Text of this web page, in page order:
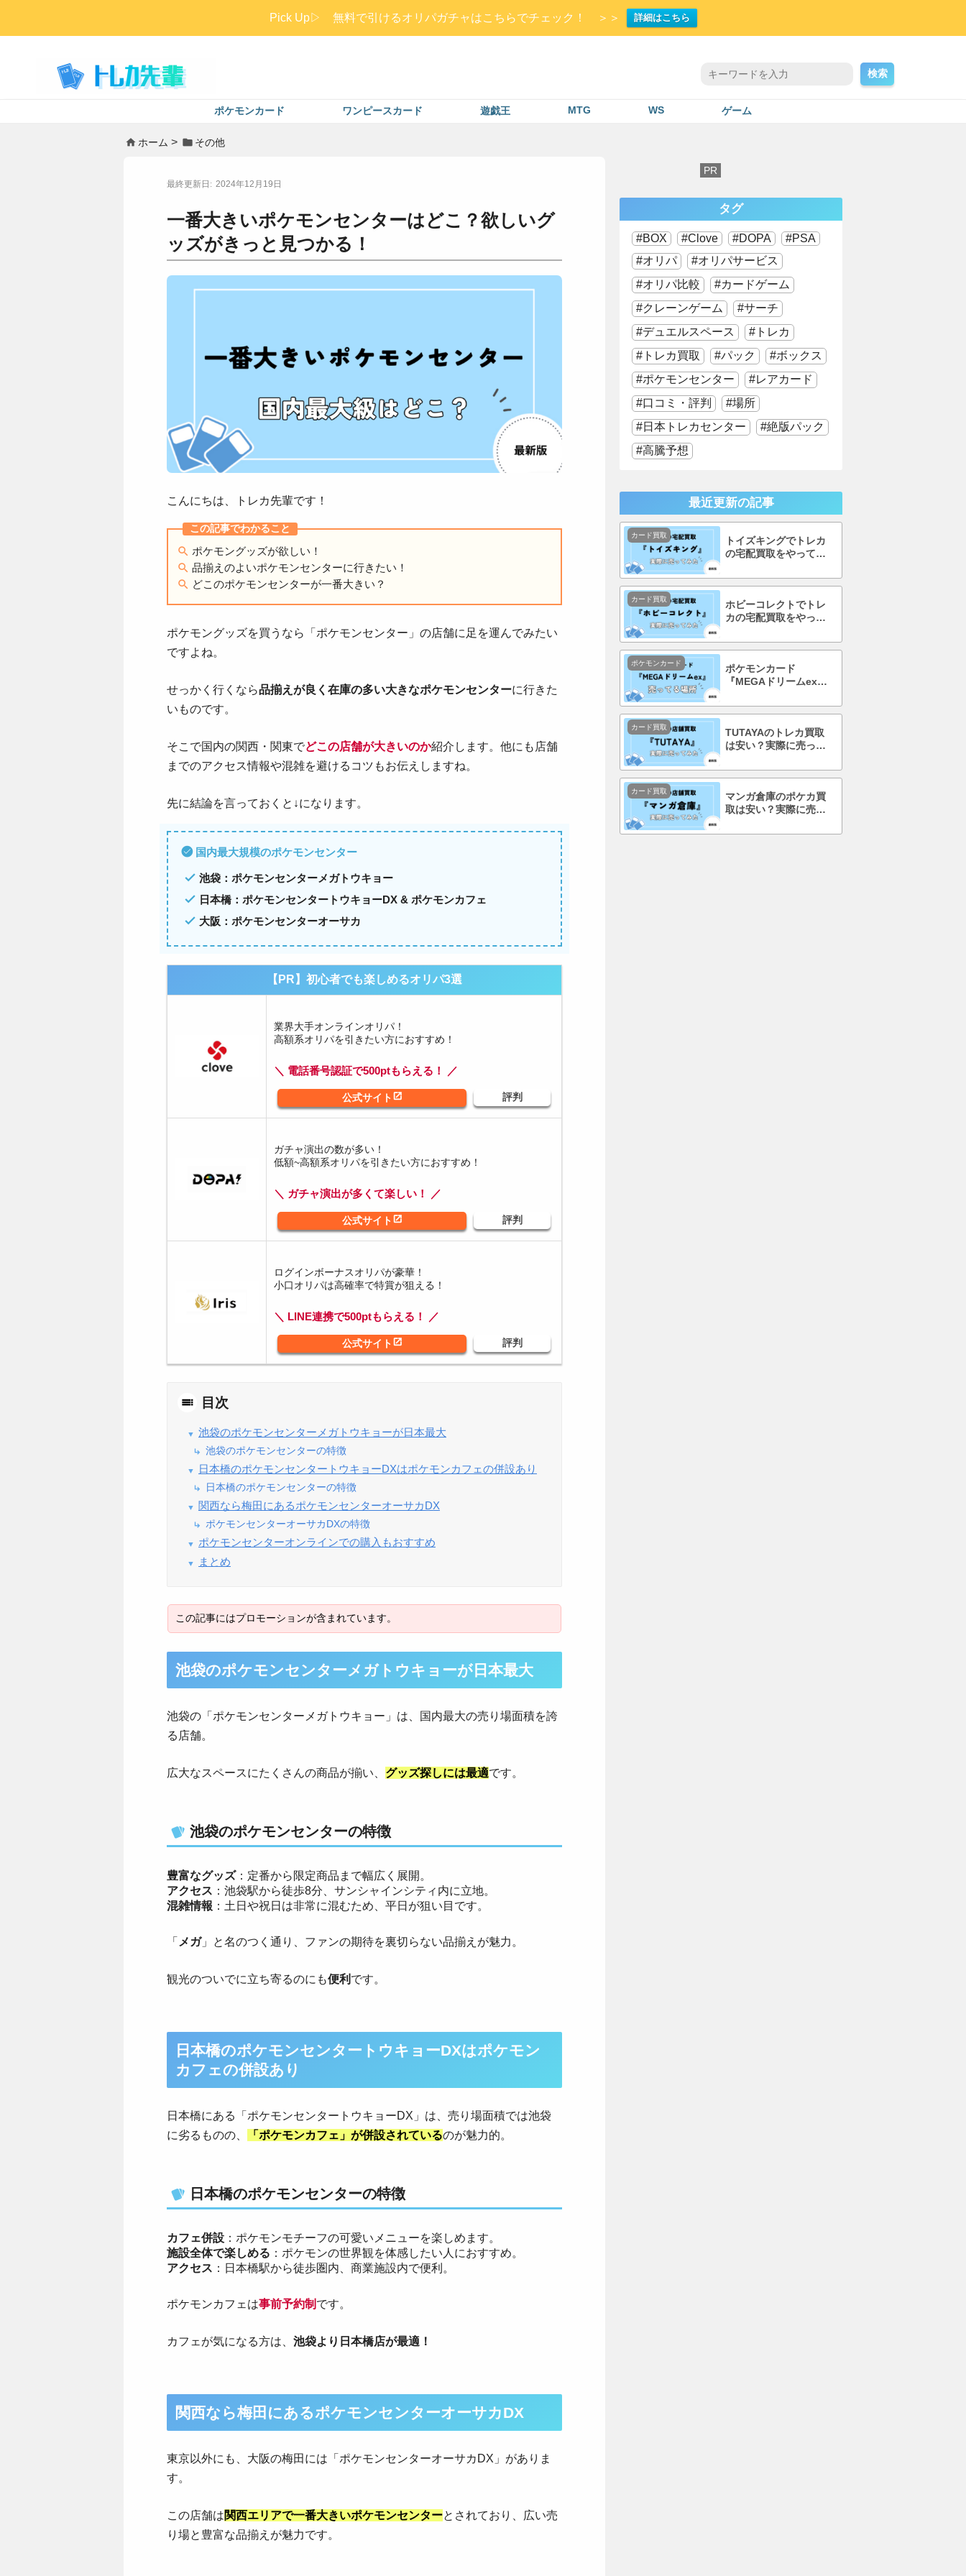
Pick Up▷ 無料で引けるオリパガチャはこちらでチェック！ ＞＞ 詳細はこちら
検索
ポケモンカード ワンピースカード 遊戯王 MTG WS ゲーム
ホーム その他
2024年12月19日
一番大きいポケモンセンターはどこ？欲しいグ
ッズがきっと見つかる！
こんにちは、トレカ先輩です！
ポケモングッズが欲しい！
品揃えのよいポケモンセンターに行きたい！
どこのポケモンセンターが一番大きい？
ポケモングッズを買うなら「ポケモンセンター」の店舗に足を運んでみたい
ですよね。
せっかく行くなら品揃えが良く在庫の多い大きなポケモンセンターに行きた
いものです。
そこで国内の関西・関東でどこの店舗が大きいのか紹介します。他にも店舗
までのアクセス情報や混雑を避けるコツもお伝えしますね。
先に結論を言っておくと↓になります。
国内最大規模のポケモンセンター
池袋：ポケモンセンターメガトウキョー
日本橋：ポケモンセンタートウキョーDX & ポケモンカフェ
大阪：ポケモンセンターオーサカ
【PR】初心者でも楽しめるオリパ3選
業界大手オンラインオリパ！
高額系オリパを引きたい方におすすめ！
＼ 電話番号認証で500ptもらえる！ ／
ガチャ演出の数が多い！
低額~高額系オリパを引きたい方におすすめ！
＼ ガチャ演出が多くて楽しい！ ／
ログインボーナスオリパが豪華！
小口オリパは高確率で特賞が狙える！
＼ LINE連携で500ptもらえる！ ／
目次
池袋のポケモンセンターメガトウキョーが日本最大
池袋のポケモンセンターの特徴
日本橋のポケモンセンタートウキョーDXはポケモンカフェの併設あり
日本橋のポケモンセンターの特徴
関西なら梅田にあるポケモンセンターオーサカDX
ポケモンセンターオーサカDXの特徴
ポケモンセンターオンラインでの購入もおすすめ
まとめ
池袋のポケモンセンターメガトウキョーが日本最大
池袋の「ポケモンセンターメガトウキョー」は、国内最大の売り場面積を誇
る店舗。
広大なスペースにたくさんの商品が揃い、 グッズ探しには最適です。
池袋のポケモンセンターの特徴
豊富なグッズ：定番から限定商品まで幅広く展開。
アクセス ：池袋駅から徒歩8分、サンシャインシティ内に立地。
混雑情報 ：土日や祝日は非常に混むため、平日が狙い目です。
「 メガ」と名のつく通り、ファンの期待を裏切らない品揃えが魅力。
観光のついでに立ち寄るのにも便利 です。
日本橋のポケモンセンタートウキョーDXはポケモン
カフェの併設あり
日本橋にある「ポケモンセンタートウキョーDX」は、売り場面積では池袋
に劣るものの、
「ポケモンカフェ」が併設されているのが魅力的。
日本橋のポケモンセンターの特徴
カフェ併設 ：ポケモンモチーフの可愛いメニューを楽しめます。
施設全体で楽しめる ：ポケモンの世界観を体感したい人におすすめ。
アクセス ：日本橋駅から徒歩圏内、商業施設内で便利。
ポケモンカフェは事前予約制 です。
カフェが気になる方は、 池袋より日本橋店が最適！
関西なら梅田にあるポケモンセンターオーサカDX
東京以外にも、大阪の梅田には「ポケモンセンターオーサカDX」がありま
す。
この店舗は関西エリアで一番大きいポケモンセンターとされており、広い売
り場と豊富な品揃えが魅力です。
タグ
BOX Clove DOPA
PSA
オリパ
オリパサービス
オリパ比較
カードゲーム
クレーンゲーム
サーチ
デュエルスペース
トレカ
トレカ買取
パック
ボックス
ポケモンセンター
レアカード
口コミ・評判
場所
日本トレカセンター
絶版パック
高騰予想
最近更新の記事
トイズキングでトレカ
の宅配買取をやってみ
徹底調査！
カード買取
ホビーコレクトでトレ
カの宅配買取をやって
で徹底調査！
カード買取
ポケモンカード
『MEGAドリームex』
こ？コンビニで買え
ポケモンカード
TUTAYAのトレカ買取
は安い？実際に売って
徹底調査！
カード買取
マンガ倉庫のポケカ買
取は安い？実際に売っ
で徹底調査！
カード買取